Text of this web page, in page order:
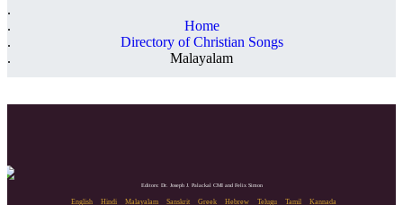
Home
Directory of Christian Songs
Malayalam
Editors: Dr. Joseph J. Palackal CMI and Felix Simon
English Hindi Malayalam Sanskrit Greek Hebrew Telugu Tamil Kannada